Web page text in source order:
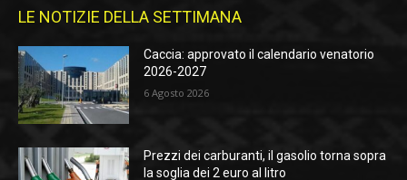
LE NOTIZIE DELLA SETTIMANA
Caccia: approvato il calendario venatorio
2026-2027
6 Agosto 2026
Prezzi dei carburanti, il gasolio torna sopra
la soglia dei 2 euro al litro